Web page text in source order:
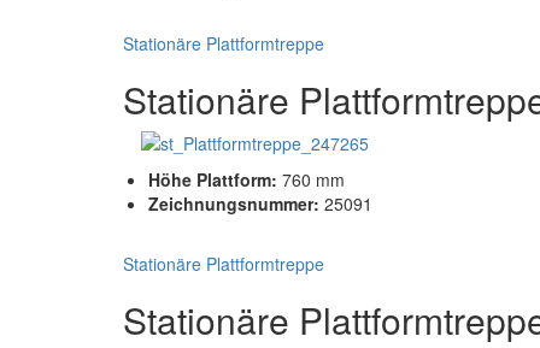
Stationäre Plattformtreppe
Stationäre
Höhe Plattform: 760 mm
Zeichnungsnummer: 25091
Stationäre Plattformtreppe
Stationäre